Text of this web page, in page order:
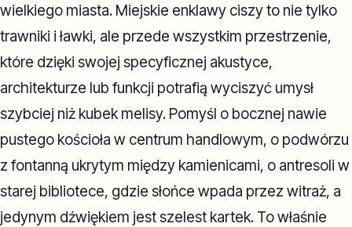
wielkiego miasta. Miejskie enklawy ciszy to nie tylko
trawniki i ławki, ale przede wszystkim przestrzenie,
które dzięki swojej specyficznej akustyce,
architekturze lub funkcji potrafią wyciszyć umysł
szybciej niż kubek melisy. Pomyśl o bocznej nawie
pustego kościoła w centrum handlowym, o podwórzu
z fontanną ukrytym między kamienicami, o antresoli w
starej bibliotece, gdzie słońce wpada przez witraż, a
jedynym dźwiękiem jest szelest kartek. To właśnie